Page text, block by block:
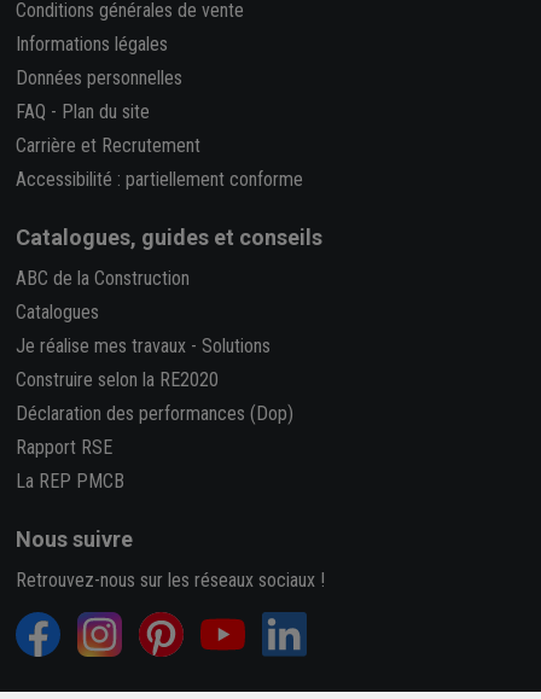
Conditions générales de vente
Informations légales
Données personnelles
FAQ - Plan du site
Carrière et Recrutement
Accessibilité : partiellement conforme
Catalogues, guides et conseils
ABC de la Construction
Catalogues
Je réalise mes travaux - Solutions
Construire selon la RE2020
Déclaration des performances (Dop)
Rapport RSE
La REP PMCB
Nous suivre
Retrouvez-nous sur les réseaux sociaux !